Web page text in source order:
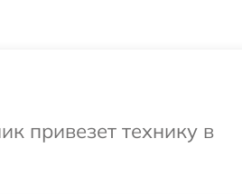
привезет технику в